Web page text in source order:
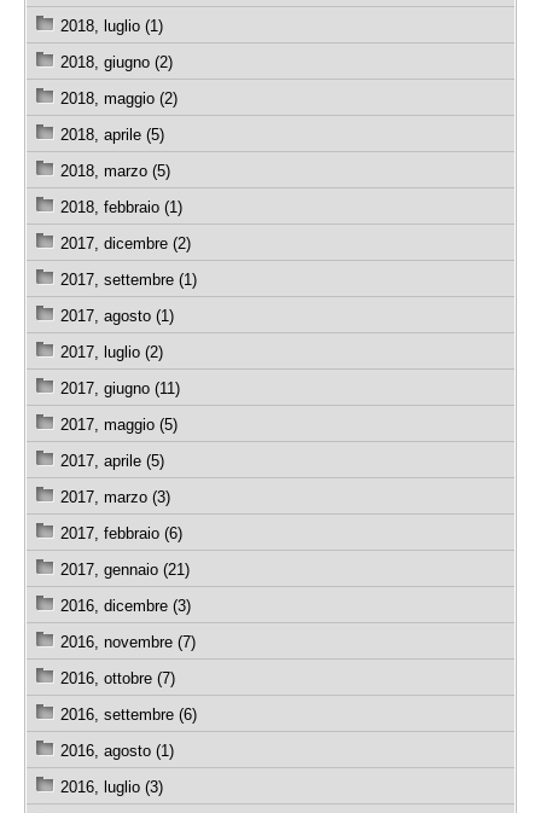
2018, luglio (1)
2018, giugno (2)
2018, maggio (2)
2018, aprile (5)
2018, marzo (5)
2018, febbraio (1)
2017, dicembre (2)
2017, settembre (1)
2017, agosto (1)
2017, luglio (2)
2017, giugno (11)
2017, maggio (5)
2017, aprile (5)
2017, marzo (3)
2017, febbraio (6)
2017, gennaio (21)
2016, dicembre (3)
2016, novembre (7)
2016, ottobre (7)
2016, settembre (6)
2016, agosto (1)
2016, luglio (3)